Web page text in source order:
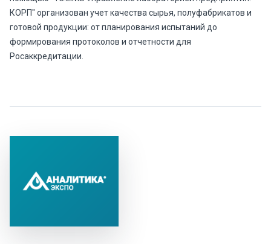
КОРП" организован учет качества сырья, полуфабрикатов и
готовой продукции: от планирования испытаний до
формирования протоколов и отчетности для
Росаккредитации.